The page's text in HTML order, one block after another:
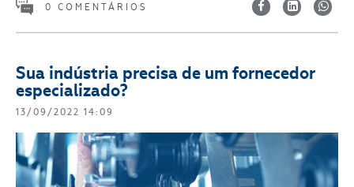
0 COMENTÁRIOS
Sua indústria precisa de um fornecedor
especializado?
13/09/2022 14:09